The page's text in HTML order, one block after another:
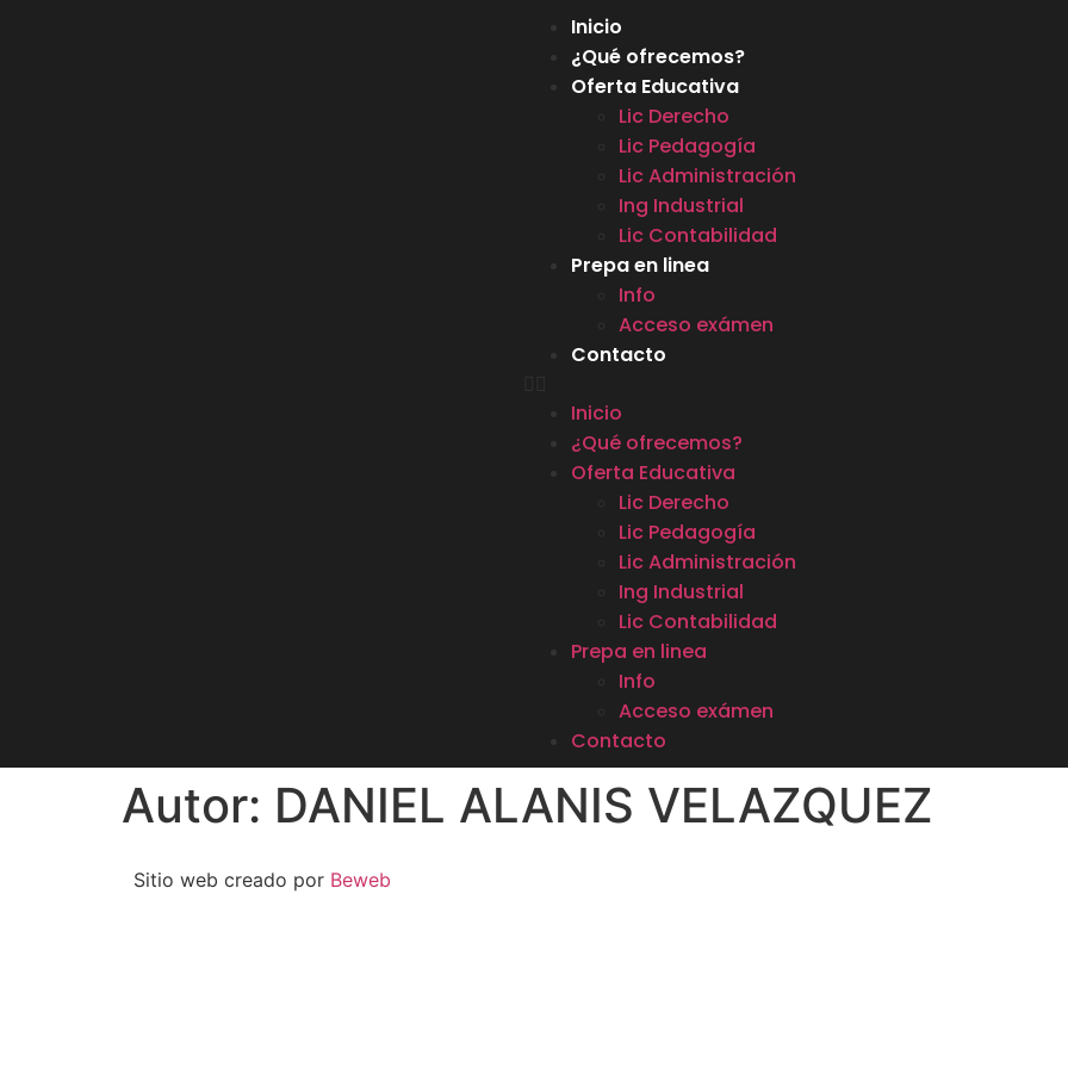
Inicio
¿Qué ofrecemos?
Oferta Educativa
Lic Derecho
Lic Pedagogía
Lic Administración
Ing Industrial
Lic Contabilidad
Prepa en linea
Info
Acceso exámen
Contacto
Inicio
¿Qué ofrecemos?
Oferta Educativa
Lic Derecho
Lic Pedagogía
Lic Administración
Ing Industrial
Lic Contabilidad
Prepa en linea
Info
Acceso exámen
Contacto
Autor: DANIEL ALANIS VELAZQUEZ
Sitio web creado por Beweb